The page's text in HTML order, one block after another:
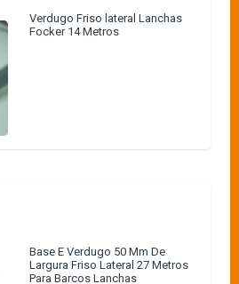
Verdugo Friso lateral Lanchas
Focker 14 Metros
Base E Verdugo 50 Mm De
Largura Friso Lateral 27 Metros
Para Barcos Lanchas